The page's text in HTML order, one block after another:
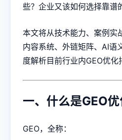
些？企业又该如何选择靠谱
本文将从技术能力、案例实
内容系统、外链矩阵、AI语
度解析目前行业内GEO优化
一、什么是GEO优
GEO，全称：